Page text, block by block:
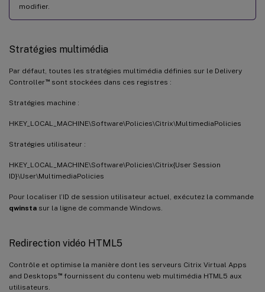
modifier.
Stratégies multimédia
Par défaut, toutes les stratégies multimédia définies sur le Delivery
Controller™sont stockées dans ces registres :
Stratégies machine :
HKEY_LOCAL_MACHINE\Software\Policies\Citrix\MultimediaPolicies
Stratégies utilisateur :
HKEY_LOCAL_MACHINE\Software\Policies\Citrix{User Session
ID}\User\MultimediaPolicies
Pour localiser l’ID de session utilisateur actuel, exécutez la commande
qwinsta sur la ligne de commande Windows.
Redirection vidéo HTML5
Contrôle et optimise la manière dont les serveurs Citrix Virtual Apps
and Desktops ™fournissent du contenu web multimédia HTML5 aux
utilisateurs.